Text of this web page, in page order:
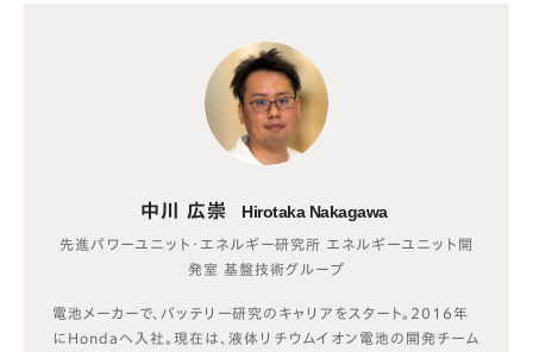
中川 広崇 Hirotaka Nakagawa
先進パワーユニット・エネルギー研究所 エネルギーユニット開
発室 基盤技術グループ
電池メーカーで、バッテリー研究のキャリアをスタート。2016年
にHondaへ入社。現在は、液体リチウムイオン電池の開発チーム